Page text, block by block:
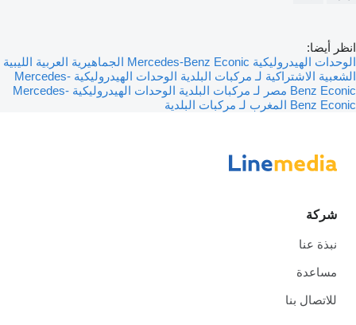
انظر أيضا:
الوحدات الهيدروليكية Mercedes-Benz Econic الجماهيرية العربية الليبية
الشعبية الاشتراكية لـ مركبات البلدية
الوحدات الهيدروليكية Mercedes-
Benz Econic مصر لـ مركبات البلدية
الوحدات الهيدروليكية Mercedes-
Benz Econic المغرب لـ مركبات البلدية
شركة
نبذة عنا
مساعدة
للاتصال بنا